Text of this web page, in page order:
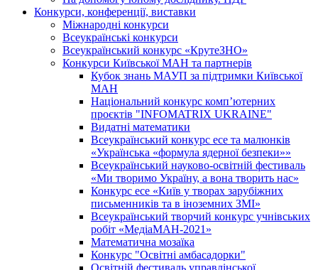
Конкурси, конференції, виставки
Міжнародні конкурси
Всеукраїнські конкурси
Всеукраїнський конкурс «КрутеЗНО»
Конкурси Київської МАН та партнерів
Кубок знань МАУП за підтримки Київської
МАН
Національний конкурс комп’ютерних
проєктів "INFOMATRIX UKRAINE"
Видатні математики
Всеукраїнський конкурс есе та малюнків
«Українська «формула ядерної безпеки»»
Всеукраїнський науково-освітній фестиваль
«Ми творимо Україну, а вона творить нас»
Конкурс есе «Київ у творах зарубіжних
письменників та в іноземних ЗМІ»
Всеукраїнський творчий конкурс учнівських
робіт «МедіаМАН-2021»
Математична мозаїка
Конкурс "Освітні амбасадорки"